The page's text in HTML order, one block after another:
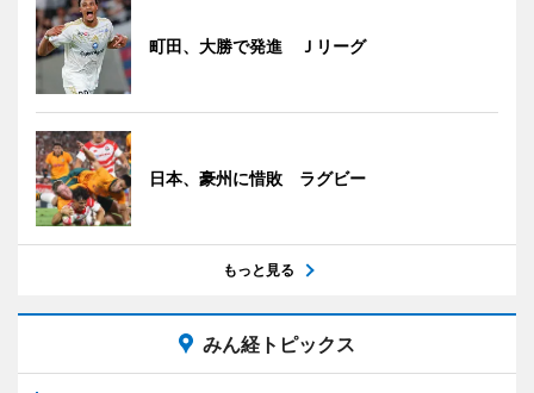
町田、大勝で発進 Ｊリーグ
日本、豪州に惜敗 ラグビー
もっと見る
みん経トピックス